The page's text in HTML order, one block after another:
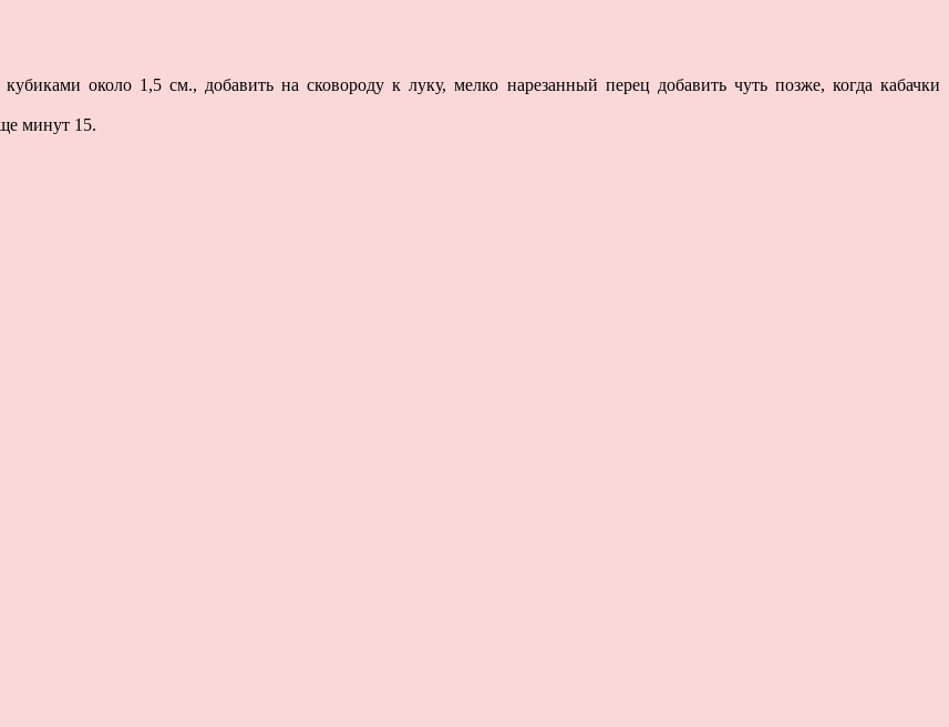
около 1,5 см., добавить на сковороду к луку, мелко нарезанный перец добавить чуть позже, когда кабачки
минут 15.